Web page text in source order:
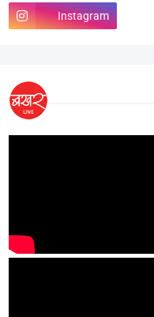
Instagram